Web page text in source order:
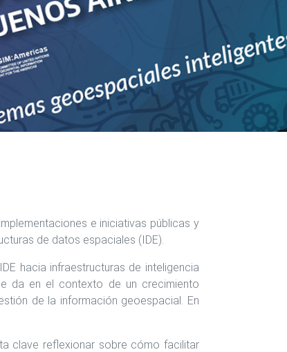
e iniciativas públicas y
de datos espaciales (IDE).
hacia infraestructuras de inteligencia
da en el contexto de un crecimiento
de la información geoespacial. En
clave reflexionar sobre cómo facilitar